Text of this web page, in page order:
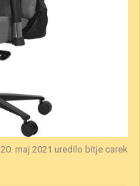
20. maj 2021 uredilo bitje carek